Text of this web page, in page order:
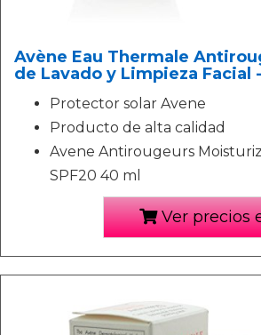
Avène Eau Thermale
de Lavado y Limpieza Facial
Protector solar Avene
Producto de alta calidad
Avene Antirougeurs
SPF20 40 ml
Ver precios